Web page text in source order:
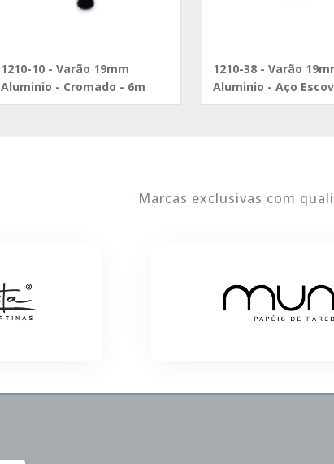
1210-10 - Varão 19mm
Aluminio - Cromado - 6m
1210-38 - Varão
Aluminio - Aço
Marcas exclusivas com